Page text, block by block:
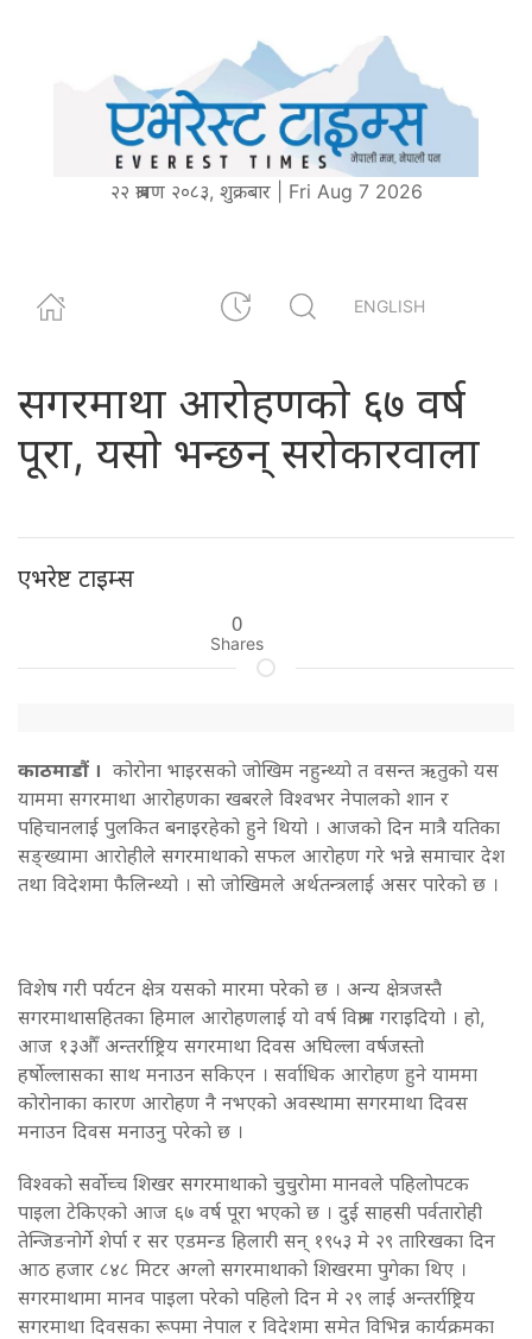
२२ श्रावण २०८३, शुक्रबार | Fri Aug 7 2026
ENGLISH
सगरमाथा आरोहणकाे ६७ वर्ष
पूरा, यसाे भन्छन् सराेकारवाला
एभरेष्ट टाइम्स
0
Shares
काठमाडाैं । कोरोना भाइरसको जोखिम नहुन्थ्यो त वसन्त ऋतुको यस
याममा सगरमाथा आरोहणका खबरले विश्वभर नेपालको शान र
पहिचानलाई पुलकित बनाइरहेको हुने थियो । आजको दिन मात्रै यतिका
सङ्ख्यामा आरोहीले सगरमाथाको सफल आरोहण गरे भन्ने समाचार देश
तथा विदेशमा फैलिन्थ्यो । सो जोखिमले अर्थतन्त्रलाई असर पारेको छ ।
विशेष गरी पर्यटन क्षेत्र यसको मारमा परेको छ । अन्य क्षेत्रजस्तै
सगरमाथासहितका हिमाल आरोहणलाई यो वर्ष विश्राम गराइदियो । हो,
आज १३औँ अन्तर्राष्ट्रिय सगरमाथा दिवस अघिल्ला वर्षजस्तो
हर्षोल्लासका साथ मनाउन सकिएन । सर्वाधिक आरोहण हुने याममा
कोरोनाका कारण आरोहण नै नभएको अवस्थामा सगरमाथा दिवस
मनाउन दिवस मनाउनु परेकाे छ ।
विश्वको सर्वोच्च शिखर सगरमाथाको चुचुरोमा मानवले पहिलोपटक
पाइला टेकिएको आज ६७ वर्ष पूरा भएको छ । दुई साहसी पर्वतारोही
तेन्जिङनोर्गे शेर्पा र सर एडमन्ड हिलारी सन् १९५३ मे २९ तारिखका दिन
आठ हजार ८४८ मिटर अग्लो सगरमाथाको शिखरमा पुगेका थिए ।
सगरमाथामा मानव पाइला परेको पहिलो दिन मे २९ लाई अन्तर्राष्ट्रिय
सगरमाथा दिवसका रूपमा नेपाल र विदेशमा समेत विभिन्न कार्यक्रमका